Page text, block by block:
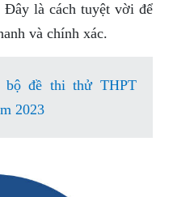
Đây là cách tuyệt vời để
và chính xác.
bộ đề thi thử THPT
2023